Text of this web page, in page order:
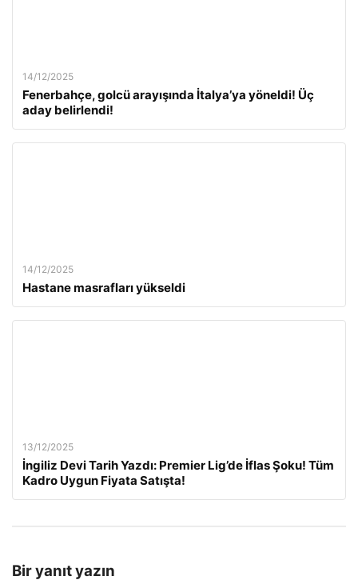
14/12/2025
Fenerbahçe, golcü arayışında İtalya’ya yöneldi! Üç
aday belirlendi!
14/12/2025
Hastane masrafları yükseldi
13/12/2025
İngiliz Devi Tarih Yazdı: Premier Lig’de İflas Şoku! Tüm
Kadro Uygun Fiyata Satışta!
Bir yanıt yazın